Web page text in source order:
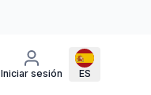
Iniciar sesión ES